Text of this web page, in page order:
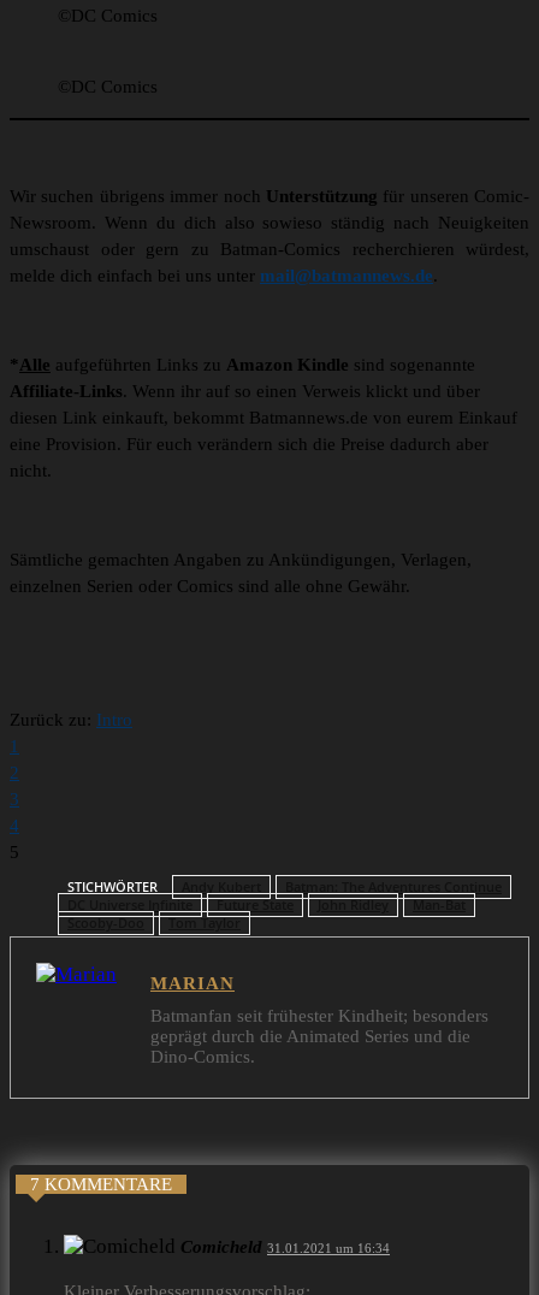
©DC Comics
©DC Comics
Wir suchen übrigens immer noch Unterstützung für unseren Comic-
Newsroom. Wenn du dich also sowieso ständig nach Neuigkeiten
umschaust oder gern zu Batman-Comics recherchieren würdest,
melde dich einfach bei uns unter mail@batmannews.de.
*Alle aufgeführten Links zu Amazon Kindle sind sogenannte
Affiliate-Links. Wenn ihr auf so einen Verweis klickt und über
diesen Link einkauft, bekommt Batmannews.de von eurem Einkauf
eine Provision. Für euch verändern sich die Preise dadurch aber
nicht.
Sämtliche gemachten Angaben zu Ankündigungen, Verlagen,
einzelnen Serien oder Comics sind alle ohne Gewähr.
Zurück zu: Intro
1
2
3
4
5
STICHWÖRTER
DC Universe Infinite
Future State John Ridley
Man-Bat
Scooby-Doo
Tom Taylor
MARIAN
Batmanfan seit frühester Kindheit; besonders
geprägt durch die Animated Series und die
Dino-Comics.
7 KOMMENTARE
Comicheld 31.01.2021 um 16:34
Kleiner Verbesserungsvorschlag: